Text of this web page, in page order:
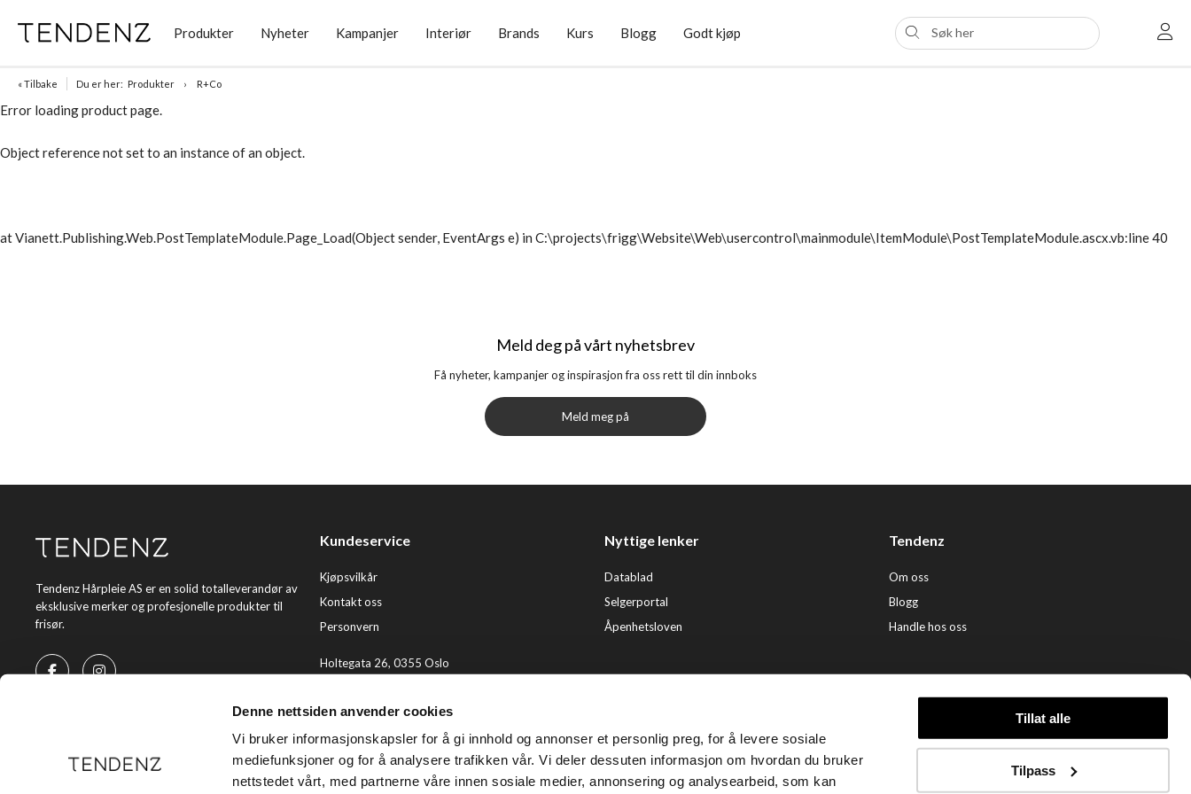
Denne nettsiden anvender cookies
Vi bruker informasjonskapsler for å gi innhold og annonser et personlig preg, for å levere sosiale
mediefunksjoner og for å analysere trafikken vår. Vi deler dessuten informasjon om hvordan du bruker
nettstedet vårt, med partnerne våre innen sosiale medier, annonsering og analysearbeid, som kan
Tillat alle
Tilpass
Produkter Nyheter Kampanjer Interiør Brands Kurs Blogg Godt kjøp
« Tilbake Du er her: Produkter R+Co
Error loading product page.
Object reference not set to an instance of an object.
at Vianett.Publishing.Web.PostTemplateModule.Page_Load(Object sender, EventArgs e) in C:\projects\frigg\Website\Web\usercontrol\mainmodule\ItemModule\PostTemplateModule.ascx.vb:line 40
Meld deg på vårt nyhetsbrev
Få nyheter, kampanjer og inspirasjon fra oss rett til din innboks
Meld meg på
Tendenz Hårpleie AS er en solid totalleverandør av
eksklusive merker og profesjonelle produkter til
frisør.
Kundeservice
Kjøpsvilkår
Kontakt oss
Personvern
Holtegata 26, 0355 Oslo
E-post:kundeservice@tendenz.net
Nyttige lenker
Datablad
Selgerportal
Åpenhetsloven
Tendenz
Om oss
Blogg
Handle hos oss
© Tendenz Hårpleie AS (org. nr. 948 341 662) |Nettbutikk levert av Kréatif